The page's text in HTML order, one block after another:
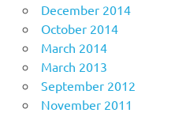
December 2014
October 2014
March 2014
March 2013
September 2012
November 2011